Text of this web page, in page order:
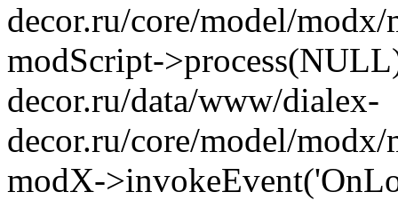
decor.ru/core/model/
modScript-
decor.ru/data/www/dialex-
decor.ru/core/model/
modX-